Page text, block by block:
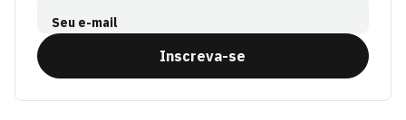
Seu e-mail
Inscreva-se